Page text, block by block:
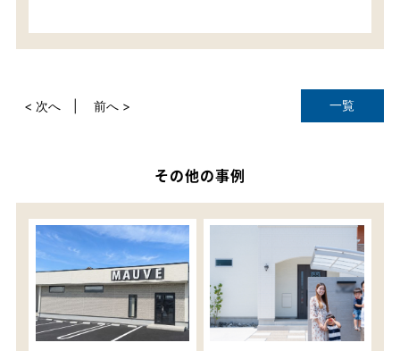
一覧
< 次へ 前へ >
その他の事例